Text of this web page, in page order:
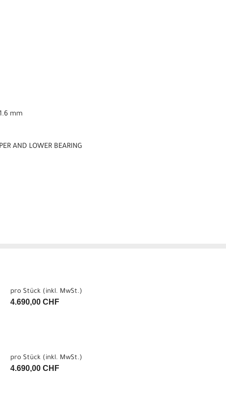
mm
AND LOWER BEARING
pro Stück (inkl. MwSt.)
4.690,00 CHF
pro Stück (inkl. MwSt.)
4.690,00 CHF